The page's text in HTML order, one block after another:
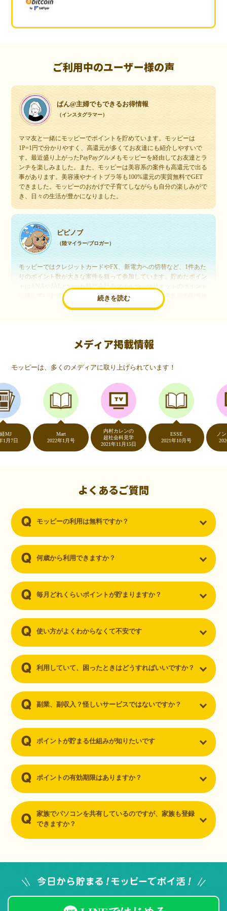
ご利用中のユーザー様の声
ぱん@主婦でもできるお得情報
（インスタグラマー）
ママ友と一緒にモッピーでポイントを貯めています。モッピーは
1P=1円で分かりやすく、高還元が多くてお友達にも紹介しやすいで
す。最近盛り上がったPayPayグルメもモッピーを経由してお友達とラ
ンチを楽しみました。また、モッピーは美容系の案件も高還元で出る
事があります。美容液やナイトブラ等も100%還元の実質無料でGET
できました。モッピーのおかげで子育てしながらも自分の楽しみがで
き、日々の生活が豊かになりました。
続きを読む
ピピノブ
（陸マイラー/ブロガー）
モッピーではクレジットカードやFX、新電力への切替など、1件あた
りのポイント数が大きな案件を狙って参加しています。貯めたポイン
交換しています。このようにすることで、ほぼ無料で年数回の国内旅
行や海外旅行を実現しています。モッピーは陸マイラーや旅行好きに
いつものネットショッピングが、モッピーでお得
（20代・女性）
友達に勧められてモッピーをはじめました。空いた時間にスマホで買
い物をすることが多いのですが、モッピーを経由するだけでショップ
のポイントとモッピーのポイントが二重で貯まることを知り、ビック
リ…！いつものネットショッピングをモッピーを経由するだけでポイ
ントが貯まるなんて…もっと早く教えてほしかった～！貯まったポイ
ントはギフト券に交換して、プチ贅沢を楽しんでます♪
（30代・男性）
ーを知りました。クレジットカードを発行するだけでポイントが貯ま
るならと無料登録して、クレジットカードの発行やアプリダウンロー
メディア掲載情報
モッピーは、多くのメディアに取り上げられています！
2022年1月号
内村カレンの
超社会科見学
2021年11月15日
2021年10月号
ノンスト
2020年5
よくあるご質問
モッピーの利用は無料ですか？
何歳から利用できますか？
毎月どれくらいポイントが貯まりますか？
使い方がよくわからなくて不安です
利用していて、困ったときはどうすればいいですか？
副業、副収入？怪しいサービスではないですか？
ポイントが貯まる仕組みが知りたいです
ポイントの有効期限はありますか？
家族でパソコンを共有しているのですが、家族も登録
できますか？